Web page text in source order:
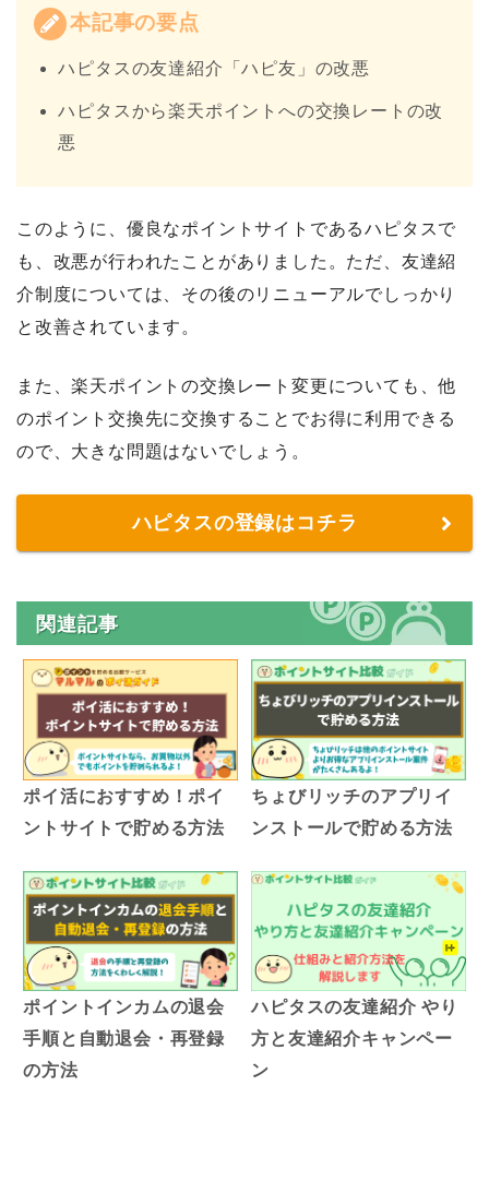
本記事の要点
ハピタスの友達紹介「ハピ友」の改悪
ハピタスから楽天ポイントへの交換レートの改
悪
このように、優良なポイントサイトであるハピタスで
も、改悪が行われたことがありました。ただ、友達紹
介制度については、その後のリニューアルでしっかり
と改善されています。
また、楽天ポイントの交換レート変更についても、他
のポイント交換先に交換することでお得に利用できる
ので、大きな問題はないでしょう。
ハピタスの登録はコチラ
関連記事
ポイ活におすすめ！ポイ
ントサイトで貯める方法
ちょびリッチのアプリイ
ンストールで貯める方法
ポイントインカムの退会
手順と自動退会・再登録
の方法
ハピタスの友達紹介 やり
方と友達紹介キャンペー
ン